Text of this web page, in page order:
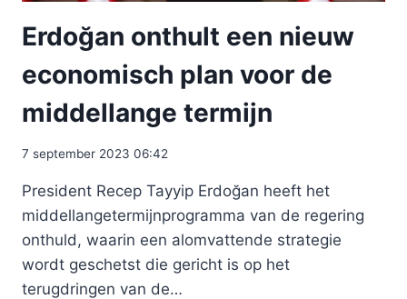
Erdoğan onthult een nieuw
economisch plan voor de
middellange termijn
7 september 2023 06:42
President Recep Tayyip Erdoğan heeft het
middellangetermijnprogramma van de regering
onthuld, waarin een alomvattende strategie
wordt geschetst die gericht is op het
terugdringen van de…